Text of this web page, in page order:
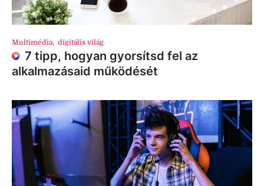
Multimédia, digitális világ
7 tipp, hogyan gyorsítsd fel az
alkalmazásaid működését